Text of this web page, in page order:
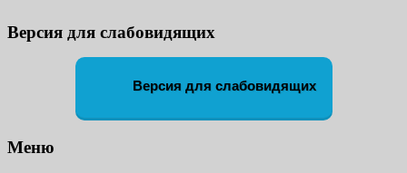
Версия для слабовидящих
Версия для слабовидящих
Меню